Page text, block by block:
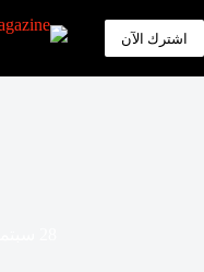
إلى
المحتوى
اشترك الآن